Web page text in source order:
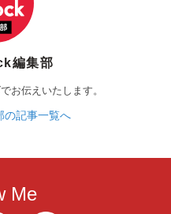
編集部
お伝えいたします。
の記事一覧へ
Me